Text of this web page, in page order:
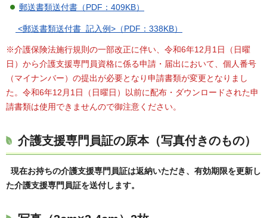
郵送書類送付書（PDF：409KB）
<郵送書類送付書 記入例>（PDF：338KB）
※介護保険法施行規則の一部改正に伴い、令和6年12月1日（日曜
日）から介護支援専門員資格に係る申請・届出において、個人番号
（マイナンバー）の提出が必要となり申請書類が変更となりまし
た。令和6年12月1日（日曜日）以前に配布・ダウンロードされた申
請書類は使用できませんので御注意ください。
介護支援専門員証の原本（写真付きのもの）
現在お持ちの介護支援専門員証は返納いただき、有効期限を更新し
た介護支援専門員証を送付します。